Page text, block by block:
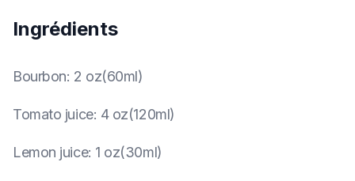
Ingrédients
Bourbon: 2 oz(60ml)
Tomato juice: 4 oz(120ml)
Lemon juice: 1 oz(30ml)